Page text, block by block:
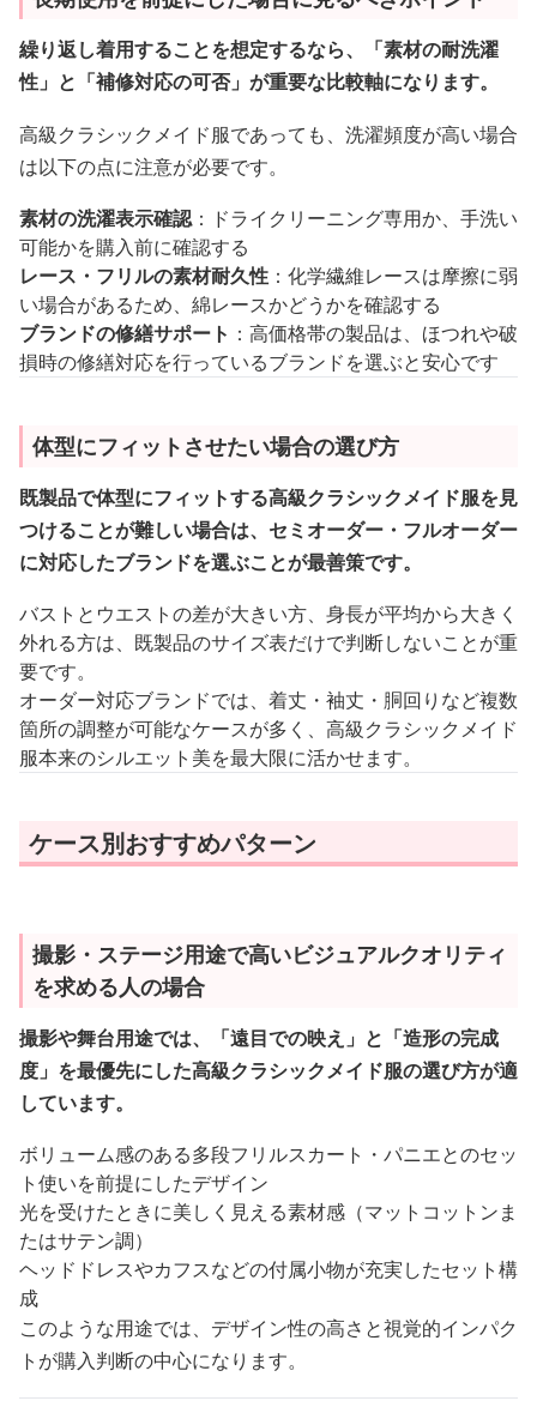
繰り返し着用することを想定するなら、「素材の耐洗濯
性」と「補修対応の可否」が重要な比較軸になります。
高級クラシックメイド服であっても、洗濯頻度が高い場合
は以下の点に注意が必要です。
素材の洗濯表示確認：ドライクリーニング専用か、手洗い
可能かを購入前に確認する
レース・フリルの素材耐久性 ：化学繊維レースは摩擦に弱
い場合があるため、綿レースかどうかを確認する
ブランドの修繕サポート ：高価格帯の製品は、ほつれや破
損時の修繕対応を行っているブランドを選ぶと安心です
体型にフィットさせたい場合の選び方
既製品で体型にフィットする高級クラシックメイド服を見
つけることが難しい場合は、セミオーダー・フルオーダー
に対応したブランドを選ぶことが最善策です。
バストとウエストの差が大きい方、身長が平均から大きく
外れる方は、既製品のサイズ表だけで判断しないことが重
要です。
オーダー対応ブランドでは、着丈・袖丈・胴回りなど複数
箇所の調整が可能なケースが多く、高級クラシックメイド
服本来のシルエット美を最大限に活かせます。
ケース別おすすめパターン
撮影・ステージ用途で高いビジュアルクオリティ
を求める人の場合
撮影や舞台用途では、「遠目での映え」と「造形の完成
度」を最優先にした高級クラシックメイド服の選び方が適
しています。
ボリューム感のある多段フリルスカート・パニエとのセッ
ト使いを前提にしたデザイン
光を受けたときに美しく見える素材感（マットコットンま
たはサテン調）
ヘッドドレスやカフスなどの付属小物が充実したセット構
成
このような用途では、デザイン性の高さと視覚的インパク
トが購入判断の中心になります。